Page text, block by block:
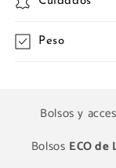
Peso
Bolsos y
Bolsos ECO de